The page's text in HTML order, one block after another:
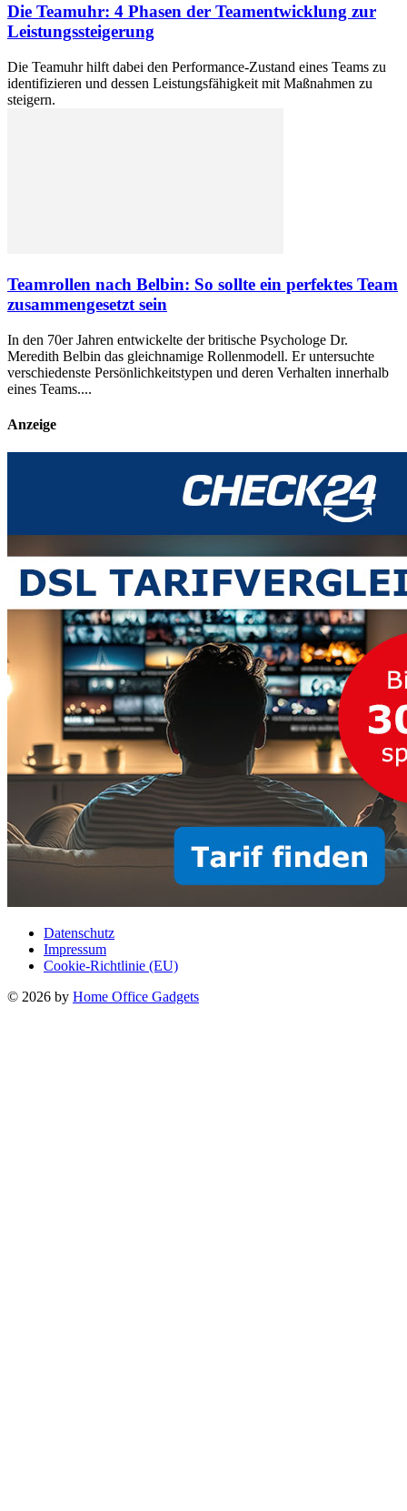
Die Teamuhr: 4 Phasen der Teamentwicklung zur
Leistungssteigerung
Die Teamuhr hilft dabei den Performance-Zustand eines Teams zu
identifizieren und dessen Leistungsfähigkeit mit Maßnahmen zu
steigern.
Teamrollen nach Belbin: So sollte ein perfektes Team
zusammengesetzt sein
In den 70er Jahren entwickelte der britische Psychologe Dr.
Meredith Belbin das gleichnamige Rollenmodell. Er untersuchte
verschiedenste Persönlichkeitstypen und deren Verhalten innerhalb
eines Teams....
Anzeige
Datenschutz
Impressum
Cookie-Richtlinie (EU)
© 2026 by Home Office Gadgets